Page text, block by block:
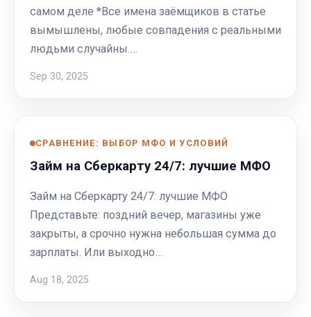
самом деле *Все имена заёмщиков в статье
вымышлены, любые совпадения с реальными
людьми случайны.…
Sep 30, 2025
СРАВНЕНИЕ: ВЫБОР МФО И УСЛОВИЙ
Займ на Сберкарту 24/7: лучшие МФО
Займ на Сберкарту 24/7: лучшие МФО
Представьте: поздний вечер, магазины уже
закрыты, а срочно нужна небольшая сумма до
зарплаты. Или выходно…
Aug 18, 2025